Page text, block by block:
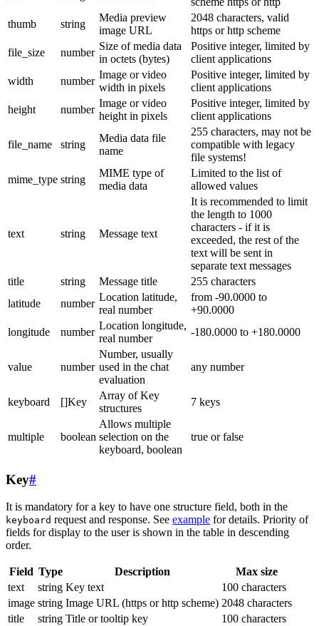
thumb
string
Media preview
image URL
2048 characters, valid
https or http scheme
file_size
number
Size of media data
in octets (bytes)
Positive integer, limited by
client applications
width
number
Image or video
width in pixels
Positive integer, limited by
client applications
height
number
Image or video
height in pixels
Positive integer, limited by
client applications
file_name string
Media data file
name
255 characters, may not be
compatible with legacy
file systems!
mime_type string
MIME type of
media data
Limited to the list of
allowed values
text string Message text
It is recommended to limit
the length to 1000
characters - if it is
exceeded, the rest of the
text will be sent in
separate text messages
title
string Message title
255 characters
latitude
number
Location latitude,
real number
from -90.0000 to
+90.0000
longitude
number
Location longitude,
real number
-180.0000 to +180.0000
value number
Number, usually
used in the chat
evaluation
any number
keyboard []Key
Array of Key
structures
7 keys
multiple boolean
Allows multiple
selection on the
keyboard, boolean
true or false
Key#
It is mandatory for a key to have one structure field, both in the
keyboard request and response. See example for details. Priority of
fields for display to the user is shown in the table in descending
order.
Field Type Description
Max size
text
string Key text
100 characters
image string Image URL (https or http scheme) 2048 characters
title
string Title or tooltip key
100 characters